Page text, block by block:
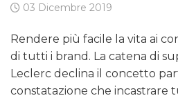
03 Dicembre 2019
Rendere più facile la vita ai
di tutti i brand. La catena di
Leclerc declina il concetto
constatazione che incastrare